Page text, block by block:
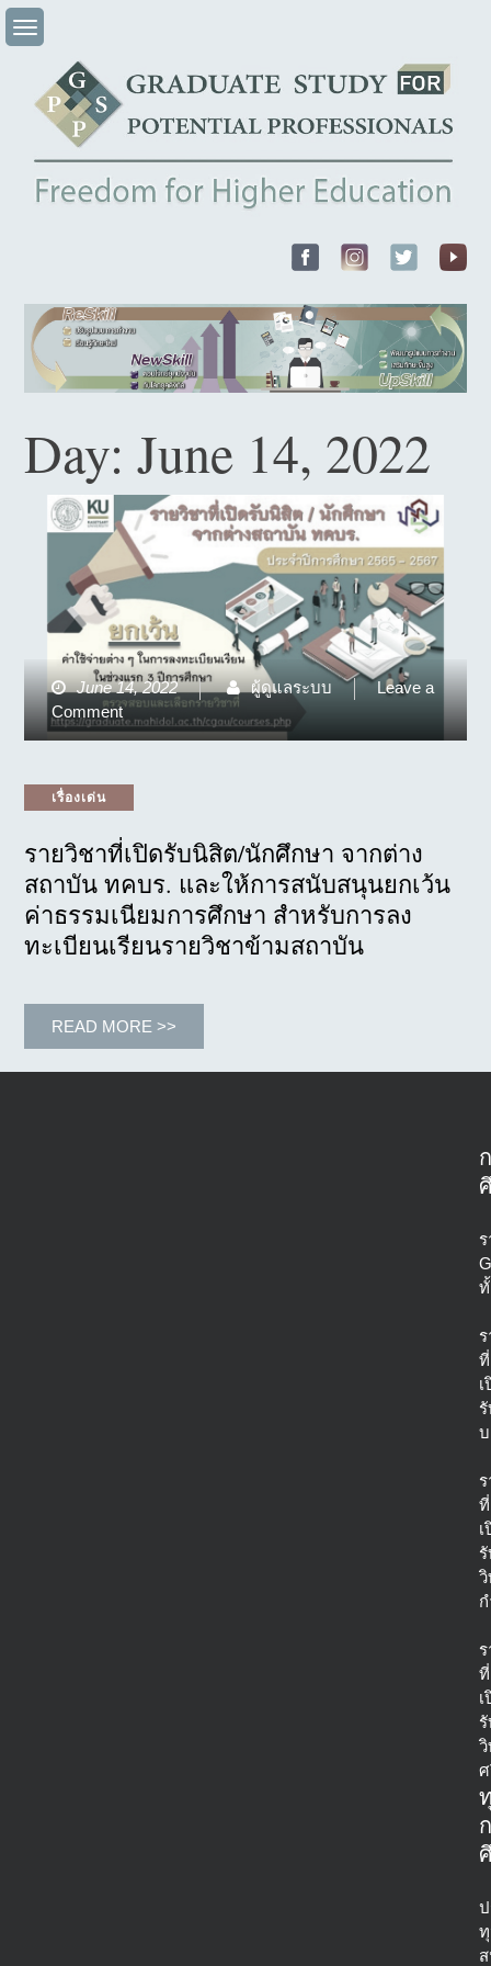
Skip
Day:June 14, 2022
June 14, 2022 ผู้ดูแลระบบ
Leave a
Commenton
รายวิชา
เปิด
รับ
นักศึกษา
จาก
ต่าง
สถาบัน
ทคบร.
ให้การ
สนับสนุน
ยกเว้น
ค่า
Categories
เรื่องเด่น
รายวิชาที่เปิดรับนิสิต/นักศึกษา จากต่าง
สถาบัน ทคบร. และให้การสนับสนุนยกเว้น
ค่าธรรมเนียมการศึกษา สำหรับการลง
ทะเบียนเรียนรายวิชาข้ามสถาบัน
READ MORE >>
ที่
ที่
ที่